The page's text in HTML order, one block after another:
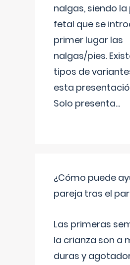
nalgas, siendo
fetal que se
primer lugar las
nalgas/pies.
tipos de
esta
Solo presenta...
¿Cómo puede
pareja tras el
Las primeras
la crianza son a
duras y